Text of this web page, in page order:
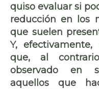
quiso evaluar si
reducción en los
que suelen
Y, efectivamente,
que, al
observado en
aquellos que